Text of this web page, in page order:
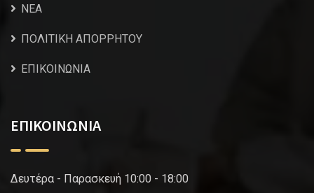
NEA
ΠΟΛΙΤΙΚΗ ΑΠΟΡΡΗΤΟΥ
ΕΠΙΚΟΙΝΩΝΙΑ
ΕΠΙΚΟΙΝΩΝΙΑ
Δευτέρα - Παρασκευή 10:00 - 18:00